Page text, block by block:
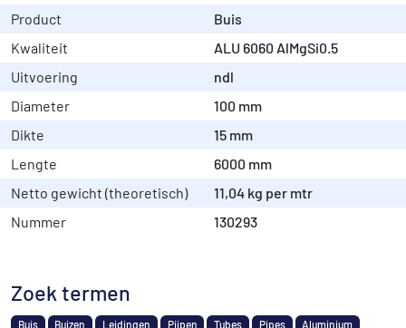
Product
Buis
Kwaliteit
ALU 6060 AlMgSi0.5
Uitvoering
ndl
Diameter
100 mm
Dikte
15 mm
Lengte
6000 mm
Netto gewicht (theoretisch)
11,04 kg per mtr
Nummer
130293
Zoek termen
Buis Buizen Leidingen Pijpen Tubes Pipes
Aluminium